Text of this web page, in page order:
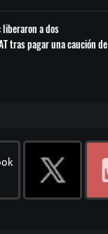
a dos
tras pagar una caución de